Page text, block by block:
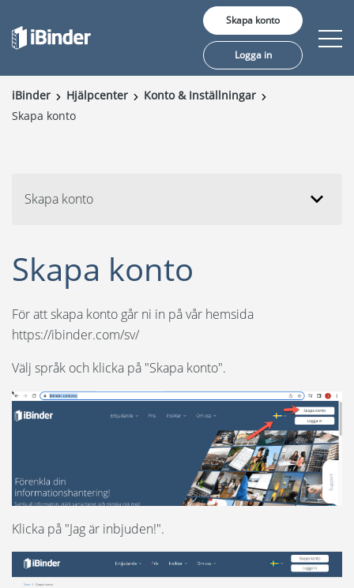
Erbjudande
Insikter
Om oss
Språk:
English
Nederlands
Polski
Suomi
Skapa konto
Logga in
iBinder Hjälpcenter
Konto & Inställningar
Skapa konto
Skapa konto
Skapa konto
Multifaktorautentisering
Ändra kontoinformation
Byta e-post
Skapa konto
För att skapa konto går ni in på vår hemsida
https://ibinder.com/sv/
Välj språk och klicka på "Skapa konto".
Klicka på "Jag är inbjuden!".